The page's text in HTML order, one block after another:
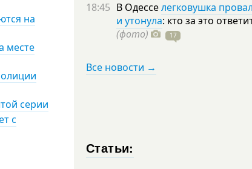
на
месте
серии
с
18:45 В Одесселегковушка
и утонула: кто за это
(фото)
17
Все новости →
Статьи: